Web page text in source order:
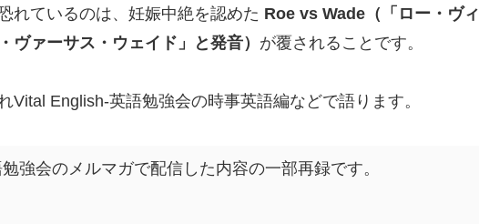
れているのは、妊娠中絶を認めた Roe vs Wade（「ロー・ヴィ
ヴァーサス・ウェイド」と発音） が覆されることです。
Vital English-英語勉強会の時事英語編などで語ります。
強会のメルマガで配信した内容の一部再録です。